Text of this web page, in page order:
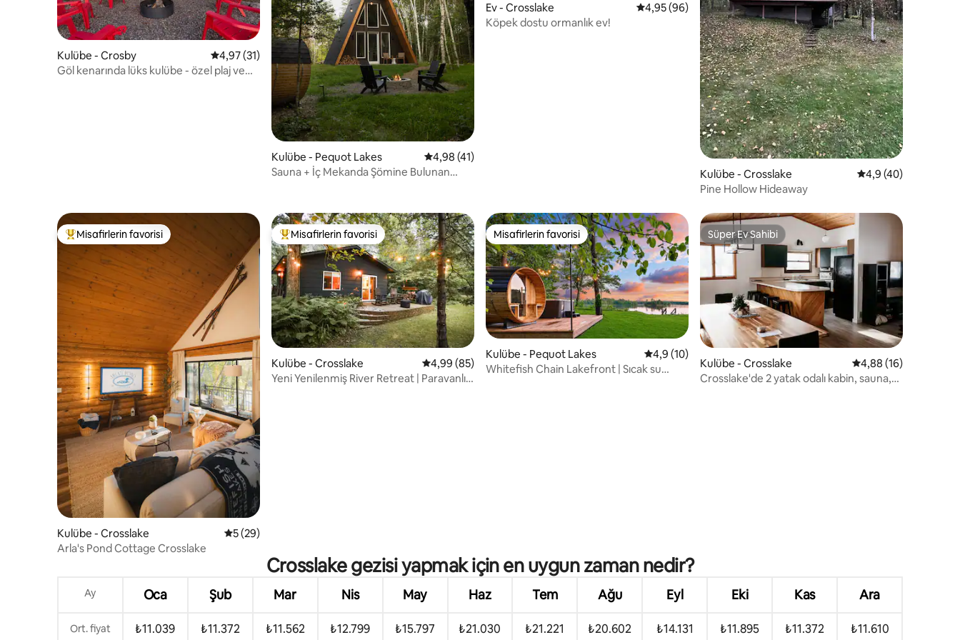
Kulübe - Crosby 5 üzerinden ortalama 4,97 puan, 31 değerlendirme
4,97 (31)
Göl kenarında lüks kulübe - özel plaj ve
Kulübe - Pequot Lakes 5 üzerinden ortalama 4,98 puan, 41 değerlendirme
4,98 (41)
Sauna + İç Mekanda Şömine Bulunan
Ev - Crosslake 5 üzerinden ortalama 4,95 puan, 96 değerlendirme
4,95 (96)
Köpek dostu ormanlık ev!
Kulübe - Crosslake 5 üzerinden
4,9 (40)
Pine Hollow Hideaway
Misafirlerin favorilerinden en beğenilenler arasında
Misafirlerin favorisi
Kulübe - Crosslake 5 üzerinden ortalama 5 puan, 29 değerlendirme
5 (29)
Arla's Pond Cottage Crosslake
Misafirlerin favorilerinden en beğenilenler arasında
Misafirlerin favorisi
Kulübe - Crosslake 5 üzerinden ortalama 4,99 puan, 85 değerlendirme
4,99 (85)
Yeni Yenilenmiş River Retreat | Paravanlı
Misafirlerin favorisi
Misafirlerin favorisi
Kulübe - Pequot Lakes 5 üzerinden ortalama 4,9 puan, 10 değerlendirme
4,9 (10)
Whitefish Chain Lakefront | Sıcak su
Süper Ev Sahibi
Süper Ev Sahibi
Kulübe - Crosslake 5 üzerinden
4,88 (16)
Crosslake'de 2 yatak odalı kabin, sauna,
Crosslake gezisi yapmak için en uygun zaman nedir?
Ay Oca Şub Mar Nis May Haz Tem Ağu Eyl Eki Kas Ara
Ort. fiyat ₺11.039 ₺11.372 ₺11.562 ₺12.799 ₺15.797 ₺21.030 ₺21.221 ₺20.602 ₺14.131 ₺11.895 ₺11.372 ₺11.610